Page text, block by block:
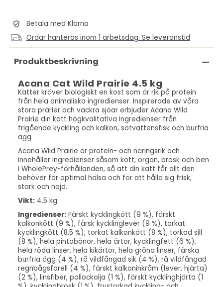
Betala med Klarna
Ordar hanteras inom 1 arbetsdag. Se leveranstid
Produktbeskrivning
Acana Cat Wild Prairie 4.5 kg
Katter kräver biologiskt en kost som är rik på protein
från hela animaliska ingredienser. Inspirerade av våra
stora prärier och vackra sjöar erbjuder Acana Wild
Prairie din katt högkvalitativa ingredienser från
frigående kyckling och kalkon, sötvattensfisk och burfria
ägg.
Acana Wild Prairie är protein- och näringsrik och
innehåller ingredienser såsom kött, organ, brosk och ben
i WholePrey-förhållanden, så att din katt får allt den
behöver för optimal hälsa och för att hålla sig frisk,
stark och nöjd.
Vikt:4.5 kg
Ingredienser: Färskt kycklingkött (9 %), färskt
kalkonkött (9 %), färsk kycklinglever (9 %), torkat
kycklingkött (8.5 %), torkat kalkonkött (8 %), torkad sill
(8 %), hela pintobönor, hela ärtor, kycklingfett (6 %),
hela röda linser, hela kikärtor, hela gröna linser, färska
burfria ägg (4 %), rå vildfångad sik (4 %), rå vildfångad
regnbågsforell (4 %), färskt kalkoninkråm (lever, hjärta)
(2 %), linsfiber, pollockolja (1 %), färskt kycklinghjärta (1